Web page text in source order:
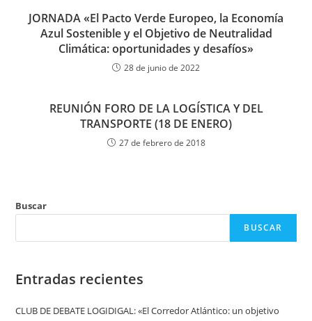
JORNADA «El Pacto Verde Europeo, la Economía
Azul Sostenible y el Objetivo de Neutralidad
Climática: oportunidades y desafíos»
28 de junio de 2022
REUNIÓN FORO DE LA LOGÍSTICA Y DEL
TRANSPORTE (18 DE ENERO)
27 de febrero de 2018
Buscar
BUSCAR
Entradas recientes
CLUB DE DEBATE LOGIDIGAL: «El Corredor Atlántico: un objetivo